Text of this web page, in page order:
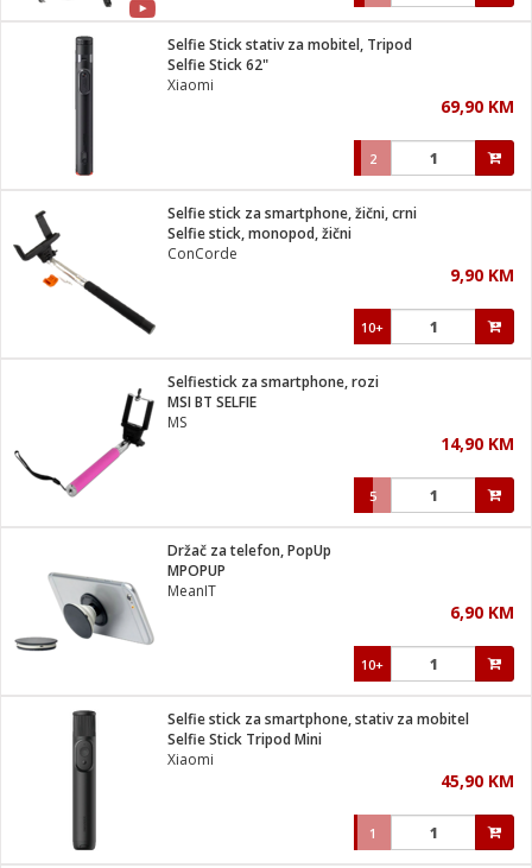
Selfie Stick stativ za mobitel, Tripod
Selfie Stick 62"
Xiaomi
69,90 KM
2
Selfie stick za smartphone, žični, crni
Selfie stick, monopod, žični
ConCorde
9,90 KM
10+
Selfiestick za smartphone, rozi
MSI BT SELFIE
MS
14,90 KM
5
Držač za telefon, PopUp
MPOPUP
MeanIT
6,90 KM
10+
Selfie stick za smartphone, stativ za mobitel
Selfie Stick Tripod Mini
Xiaomi
45,90 KM
1